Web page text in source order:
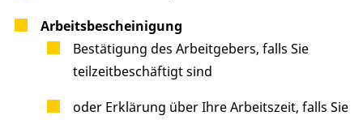
Arbeitsbescheinigung
Bestätigung des Arbeitgebers, falls Sie
teilzeitbeschäftigt sind
oder Erklärung über Ihre Arbeitszeit, falls Sie